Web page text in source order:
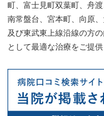
町、富士見町双葉町、舟
南常盤台、宮本町、向原
及び東武東上線沿線の方
として最適な治療をご提供